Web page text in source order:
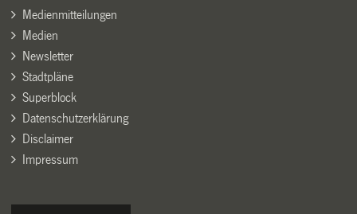
Medienmitteilungen
Medien
Newsletter
Stadtpläne
Superblock
Datenschutzerklärung
Disclaimer
Impressum